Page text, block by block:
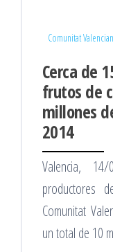
Comunitat
Cerca de
frutos de
millones
2014
Valencia,
productores
Comunitat
un total de 10